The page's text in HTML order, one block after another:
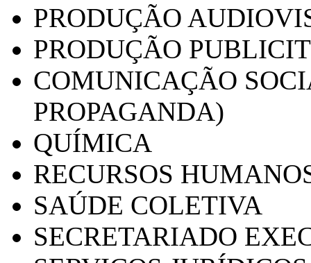
PRODUÇÃO
PRODUÇÃO
COMUNICAÇÃO
PROPAGANDA)
QUÍMICA
RECURSOS
SAÚDE COLETIVA
SECRETARIADO